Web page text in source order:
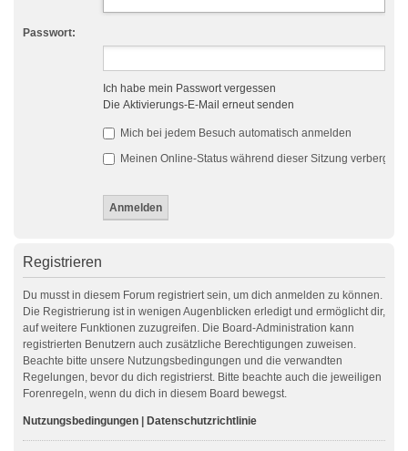
Passwort:
Ich habe mein Passwort vergessen
Die Aktivierungs-E-Mail erneut senden
Mich bei jedem Besuch automatisch anmelden
Meinen Online-Status während dieser Sitzung verbergen
Registrieren
Du musst in diesem Forum registriert sein, um dich anmelden zu können.
Die Registrierung ist in wenigen Augenblicken erledigt und ermöglicht dir,
auf weitere Funktionen zuzugreifen. Die Board-Administration kann
registrierten Benutzern auch zusätzliche Berechtigungen zuweisen.
Beachte bitte unsere Nutzungsbedingungen und die verwandten
Regelungen, bevor du dich registrierst. Bitte beachte auch die jeweiligen
Forenregeln, wenn du dich in diesem Board bewegst.
Nutzungsbedingungen Datenschutzrichtlinie